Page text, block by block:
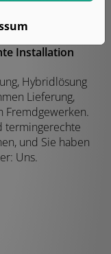
Installation
Hybridlösung
Lieferung,
Fremdgewerken.
termingerechte
und Sie haben
Uns.